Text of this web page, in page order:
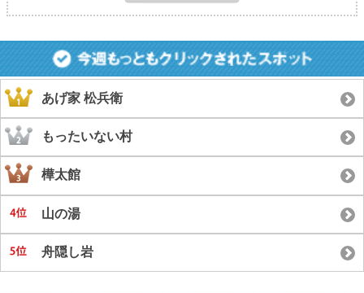
あげ家 松兵衛
もったいない村
樺太館
山の湯
舟隠し岩